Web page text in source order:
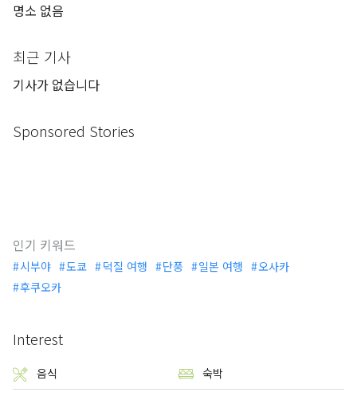
명소 없음
최근 기사
기사가 없습니다
Sponsored Stories
인기 키워드
시부야 도쿄 덕질 여행 단풍 일본 여행
오사카
후쿠오카
Interest
음식 숙박